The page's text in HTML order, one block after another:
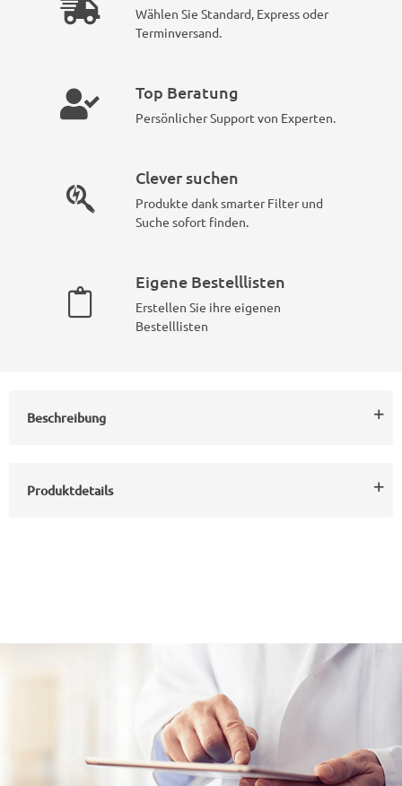
Wählen Sie Standard, Express oder
Terminversand.
Top Beratung
Persönlicher Support von Experten.
Clever suchen
Produkte dank smarter Filter und
Suche sofort finden.
Eigene Bestelllisten
Erstellen Sie ihre eigenen
Bestelllisten
Beschreibung
Produktdetails